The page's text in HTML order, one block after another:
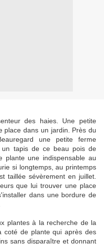
des haies. Une petite
place dans un jardin. Près du
une petite ferme
un tapis de ce beau pois de
une indispensable au
si longtemps, au printemps
taillée sévèrement en juillet.
que lui trouver une place
dans une bordure de
plantes à la recherche de la
coté de plante qui après des
sans disparaître et donnant